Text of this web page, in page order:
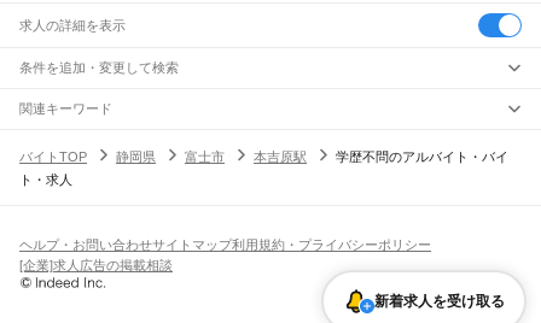
求人の詳細を表示
条件を追加・変更して検索
市区町村を追加・変更
静岡県すべて
静岡市
中央区浜名区天竜区
沼津市熱海市 富士市
御前崎市菊川市伊豆の国市
駅を追加・変更
JR身延線
富士駅柚木駅竪堀駅入山瀬駅 富士宮駅西富士宮駅沼久保駅
芝川駅 稲子駅
職種を追加・変更
飲食・フードサービスすべて
ホールスタッフキッチンスタッフ
パン屋（ベーカリー）
バー（BAR）・バーテンダー
飲食店（店長・マネージャー）
人気
日払いOK高校生歓迎 髪型・髪色自由
留学生・外国人活躍中
雇用形態を追加・変更
関連キーワード
バイトTOP
静岡県 富士市 本吉原駅
学歴不問のアルバイト・バイ
ト・求人
新着求人を受け取る
ヘルプ・お問い合わせサイトマップ利用規約・プライバシーポリシー
[企業]求人広告の掲載相談